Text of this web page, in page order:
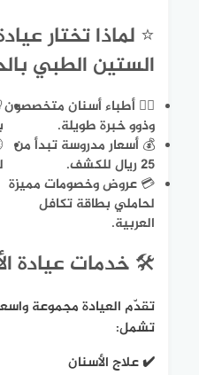
⭐ لماذا تختار
الستين الطبي
👨‍⚕️ أطباء أسنان متخصصون
وذوو خبرة طويلة.
💰 أسعار مدروسة تبدأ من
25 ريال للكشف.
💳 عروض وخصومات مميزة
لحاملي بطاقة تكافل
العربية.
🛠️ خدمات عيادة
تقدّم العيادة مجموعة
تشمل:
✔️ علاج الأسنان